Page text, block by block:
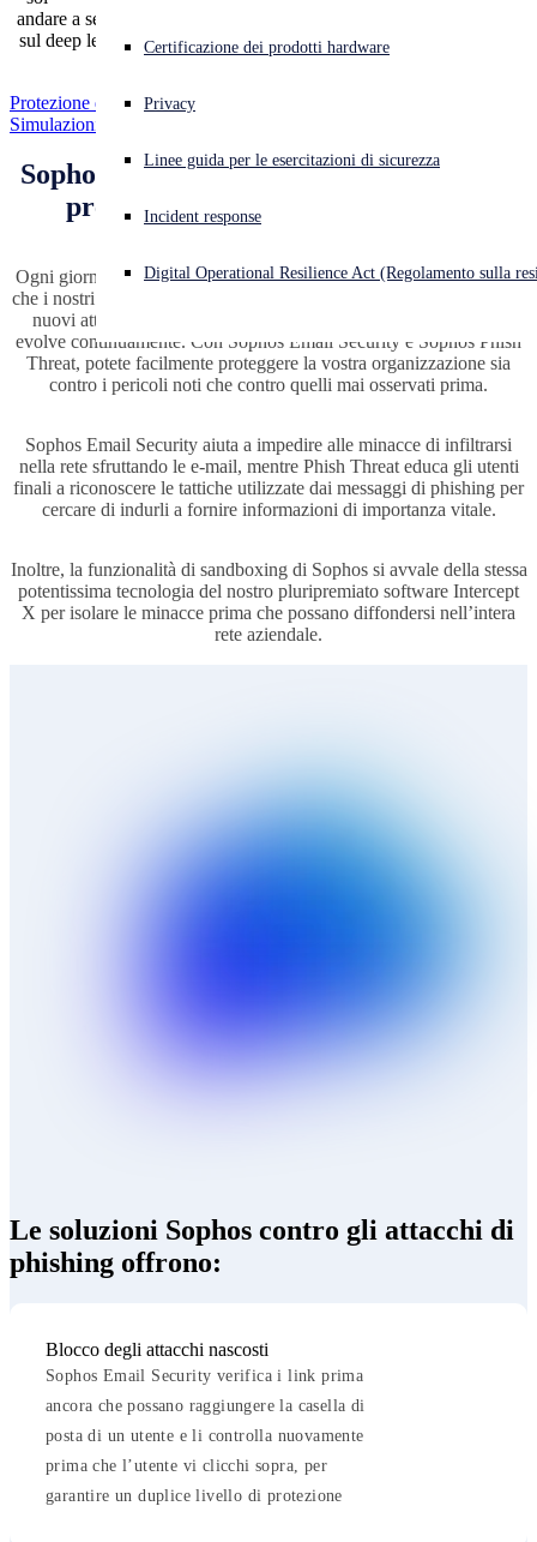
Cyberattacco in corso? Ottieni assistenza immediata
Italiano Open language switcher
Certificazione dei prodotti hardware
Privacy
Linee guida per le esercitazioni di sicurezza
Incident response
Digital Operational Resilience Act (Regolamento sulla
andare a segno: le nostre tecnologie di intelligenza artificiale basate
sul deep learning garantiscono protezione anche contro le minacce
del futuro.
Protezione delle e-mail
Simulazioni di attacco
Sophos offre una soluzione completa per
prevenire gli attacchi di phishing
Ogni giorno i SophosLabs elaborano milioni di e-mail per garantire
che i nostri sistemi possano sempre essere un passo avanti rispetto ai
nuovi attacchi, perché è impossibile negare i fatti: il phishing si
evolve continuamente. Con Sophos Email Security e Sophos Phish
Threat, potete facilmente proteggere la vostra organizzazione sia
contro i pericoli noti che contro quelli mai osservati prima.
Sophos Email Security aiuta a impedire alle minacce di infiltrarsi
nella rete sfruttando le e-mail, mentre Phish Threat educa gli utenti
finali a riconoscere le tattiche utilizzate dai messaggi di phishing per
cercare di indurli a fornire informazioni di importanza vitale.
Inoltre, la funzionalità di sandboxing di Sophos si avvale della stessa
potentissima tecnologia del nostro pluripremiato software Intercept
X per isolare le minacce prima che possano diffondersi nell’intera
rete aziendale.
Le soluzioni Sophos contro gli attacchi di
phishing offrono:
Blocco degli attacchi nascosti
Sophos Email Security verifica i link prima
ancora che possano raggiungere la casella di
posta di un utente e li controlla nuovamente
prima che l’utente vi clicchi sopra, per
garantire un duplice livello di protezione